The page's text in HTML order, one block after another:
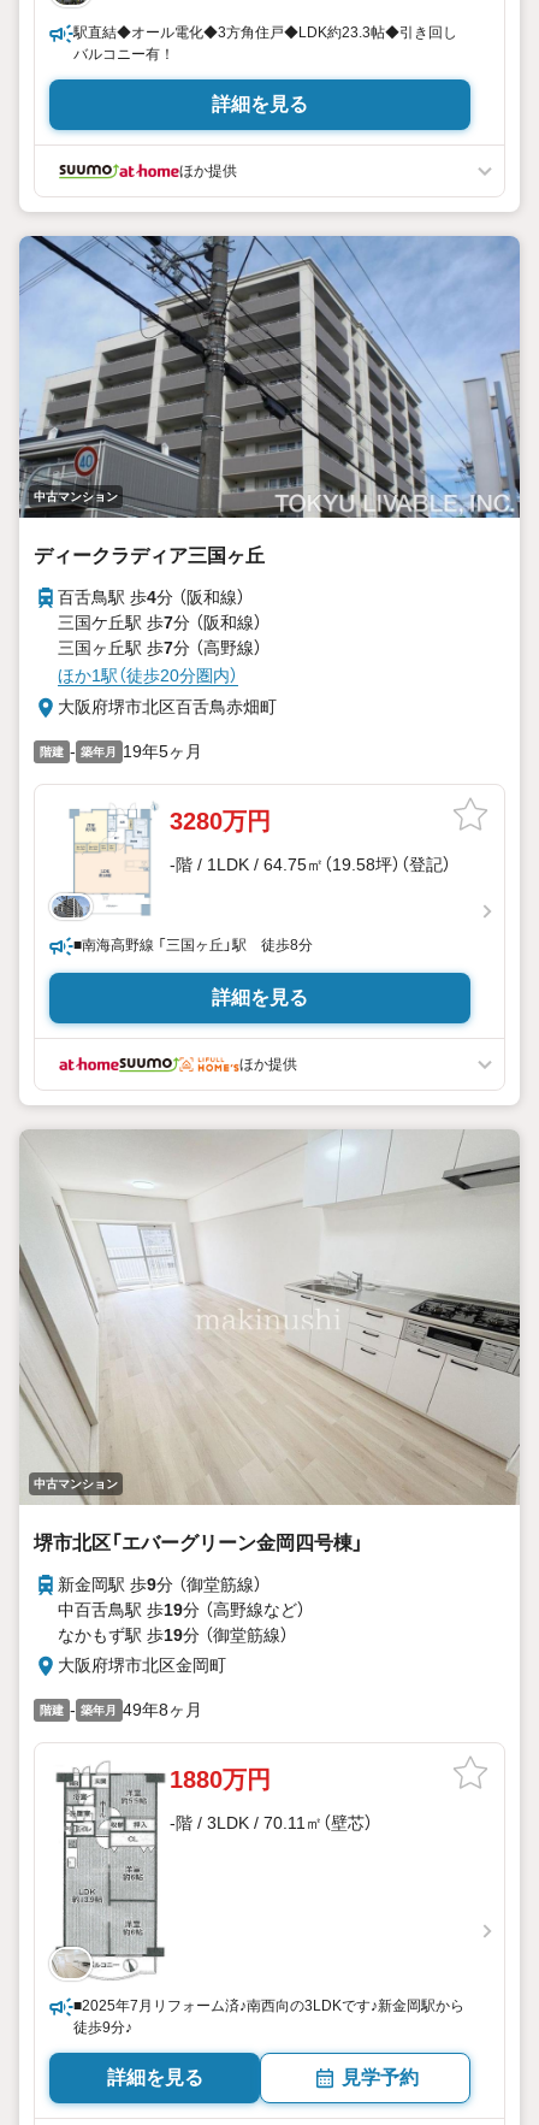
駅直結◆オール電化◆3方角住戸◆LDK約23.3帖◆引き回し
バルコニー有！
詳細を見る
ほか提供
中古マンション
ディークラディア三国ヶ丘
百舌鳥駅 歩4分 （阪和線）
三国ケ丘駅 歩7分 （阪和線）
三国ヶ丘駅 歩7分 （高野線）
ほか1駅（徒歩20分圏内）
大阪府堺市北区百舌鳥赤畑町
階建 - 築年月 19年5ヶ月
3280万円
-階 / 1LDK / 64.75㎡（19.58坪）（登記）
■南海高野線 「三国ヶ丘」駅 徒歩8分
詳細を見る
ほか提供
中古マンション
堺市北区「エバーグリーン金岡四号棟」
新金岡駅 歩9分 （御堂筋線）
中百舌鳥駅 歩19分 （高野線など）
なかもず駅 歩19分 （御堂筋線）
大阪府堺市北区金岡町
階建 - 築年月 49年8ヶ月
1880万円
-階 / 3LDK / 70.11㎡（壁芯）
■2025年7月リフォーム済♪南西向の3LDKです♪新金岡駅から
徒歩9分♪
詳細を見る 見学予約